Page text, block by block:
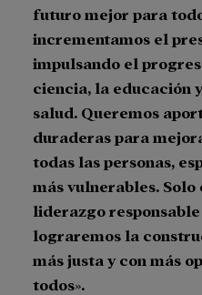
futuro mejor para
incrementamos el
impulsando el
ciencia, la educación
salud. Queremos
duraderas para
todas las personas,
más vulnerables.
liderazgo
lograremos la
más justa y con más
todos».